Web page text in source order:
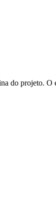
do projeto. O